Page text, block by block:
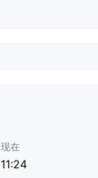
现在
11:24